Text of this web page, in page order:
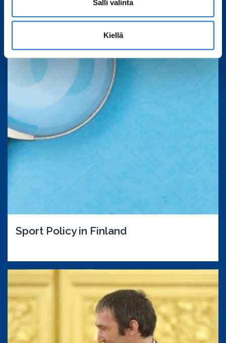
Salli valinta
Kiellä
Sport Policy in Finland